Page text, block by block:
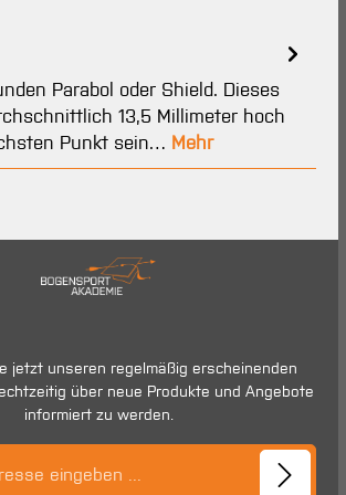
Parabol oder Shield. Dieses
13,5 Millimeter hoch
Punkt sein… Mehr
jetzt unseren regelmäßig erscheinenden
über neue Produkte und Angebote
informiert zu werden.